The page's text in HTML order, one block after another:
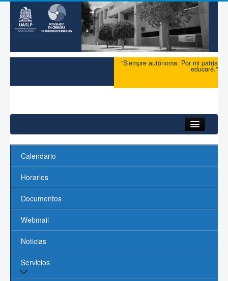
"Siempre autónoma. Por mi patria
educaré."
Inicio
Acerca del PCI
Maestría
Profesores
Líneas de Investigación
Calendario
Horarios
Documentos
Webmail
Noticias
Servicios